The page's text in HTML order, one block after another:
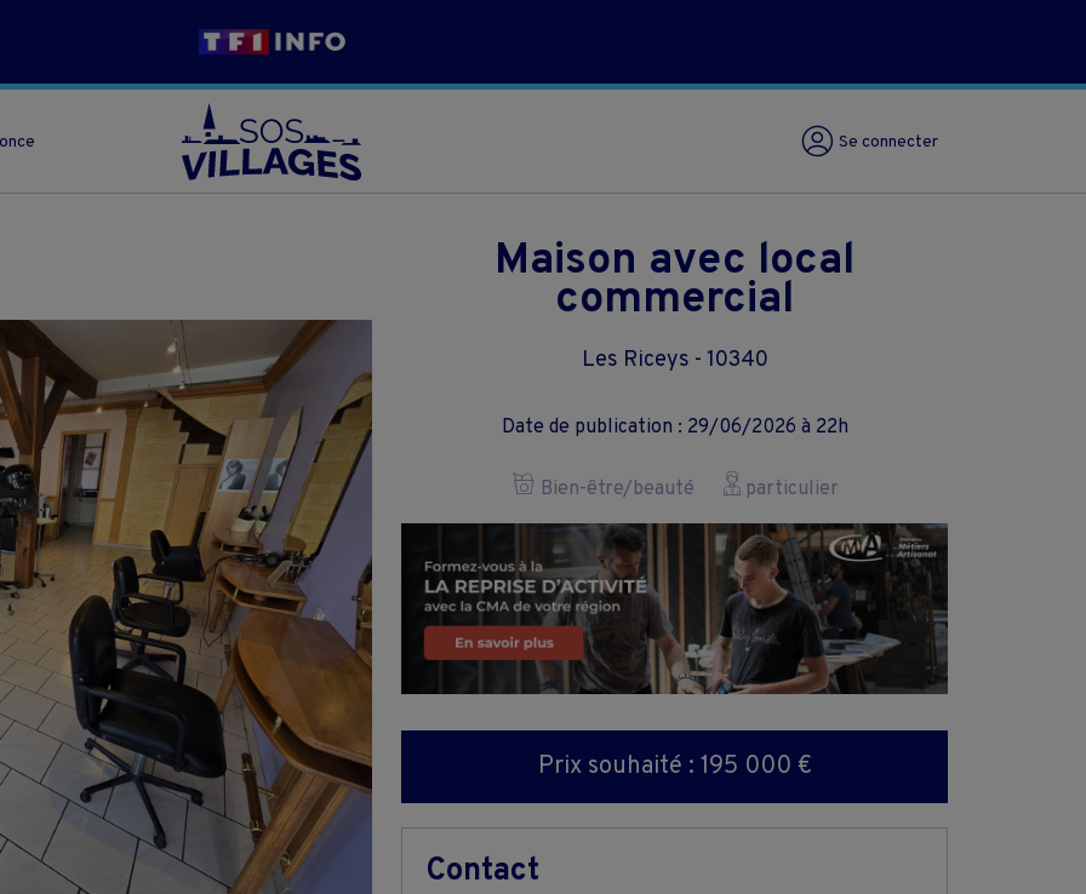
Se connecter
Maison avec local
commercial
Les Riceys - 10340
Date de publication : 29/06/2026 à 22h
Bien-être/beauté particulier
Prix souhaité : 195 000 €
Contact